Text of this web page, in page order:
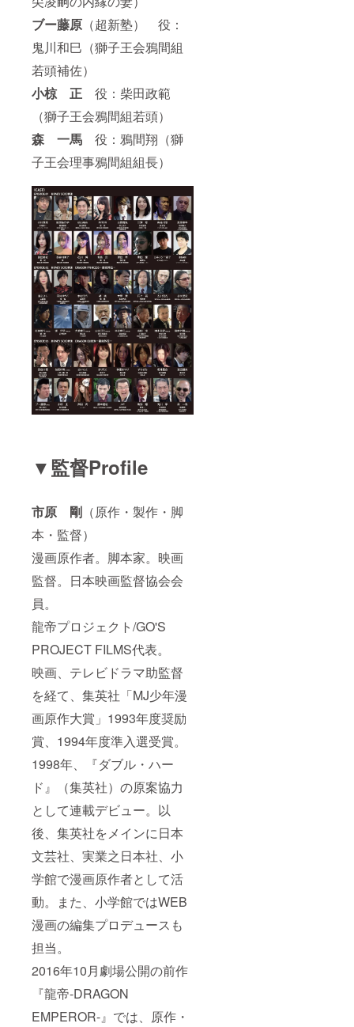
ブー藤原 （超新塾） 役：
鬼川和巳（獅子王会鴉間組
若頭補佐）
小椋 正 役：柴田政範
（獅子王会鴉間組若頭）
森 一馬 役：鴉間翔（獅
子王会理事鴉間組組長）
▼監督Profile
市原 剛 （原作・製作・脚
本・監督）
漫画原作者。脚本家。映画
監督。日本映画監督協会会
員。
龍帝プロジェクト/GO'S
PROJECT FILMS代表。
映画、テレビドラマ助監督
を経て、集英社「MJ少年漫
画原作大賞」1993年度奨励
賞、1994年度準入選受賞。
1998年、『ダブル・ハー
ド』（集英社）の原案協力
として連載デビュー。以
後、集英社をメインに日本
文芸社、実業之日本社、小
学館で漫画原作者として活
動。また、小学館ではWEB
漫画の編集プロデュースも
担当。
2016年10月劇場公開の前作
『龍帝-DRAGON
EMPEROR-』では、原作・